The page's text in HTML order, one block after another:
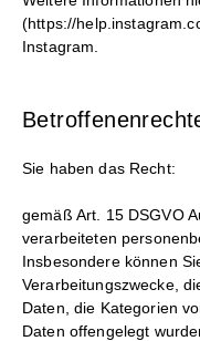
(https://
Instagram.
Sie haben das Recht:
gemäß Art. 15 DSGVO
verarbeiteten
Insbesondere können
Verarbeitungszwecke,
Daten, die Kategorien
Daten offengelegt